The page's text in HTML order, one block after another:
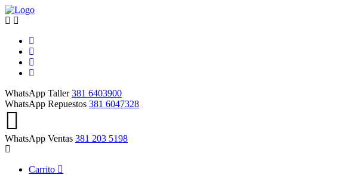
WhatsApp Taller381 6403900
WhatsApp Repuestos 381 6047328
WhatsApp Ventas 381 203 5198
Carrito